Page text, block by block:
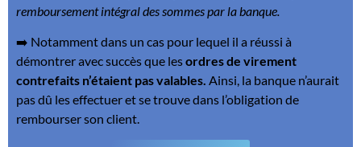
remboursement intégral des sommes par la banque.
➡️ Notamment dans un cas pour lequel il a réussi à
démontrer avec succès que lesordres de virement
contrefaits n’étaient pas valables. Ainsi, la banque n’aurait
pas dû les effectuer et se trouve dans l’obligation de
rembourser son client.